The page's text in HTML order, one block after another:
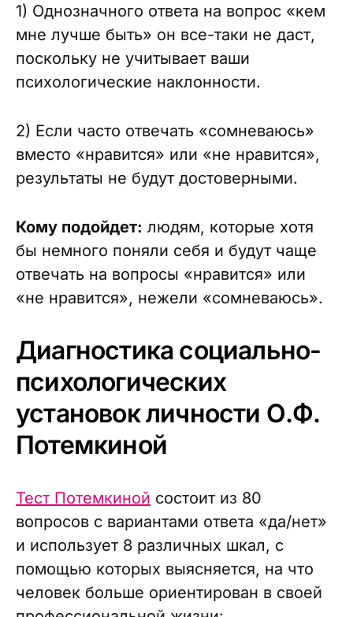
1) Однозначного ответа на вопрос «кем
мне лучше быть» он все-таки не даст,
поскольку не учитывает ваши
психологические наклонности.
2) Если часто отвечать «сомневаюсь»
вместо «нравится» или «не нравится»,
результаты не будут достоверными.
Кому подойдет: людям, которые хотя
бы немного поняли себя и будут чаще
отвечать на вопросы «нравится» или
«не нравится», нежели «сомневаюсь».
Диагностика социально-
психологических
установок личности О.Ф.
Потемкиной
Тест Потемкиной состоит из 80
вопросов с вариантами ответа «да/нет»
и использует 8 различных шкал, с
помощью которых выясняется, на что
человек больше ориентирован в своей